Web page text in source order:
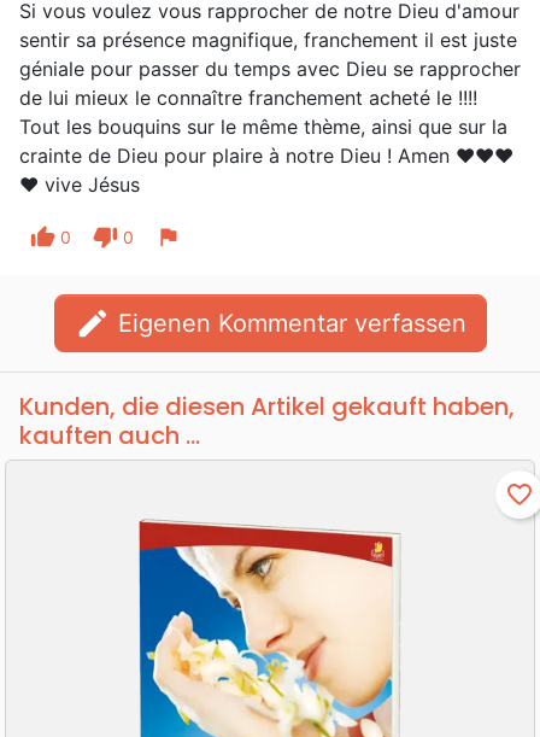
Si vous voulez vous rapprocher de notre Dieu d'amour
sentir sa présence magnifique, franchement il est juste
géniale pour passer du temps avec Dieu se rapprocher
de lui mieux le connaître franchement acheté le !!!!
Tout les bouquins sur le même thème, ainsi que sur la
crainte de Dieu pour plaire à notre Dieu ! Amen ❤️❤️❤️
❤️ vive Jésus
thumb_up 0 thumb_down 0 flag
edit Eigenen Kommentar verfassen
Kunden, die diesen Artikel gekauft haben,
kauften auch ...
favorite_border